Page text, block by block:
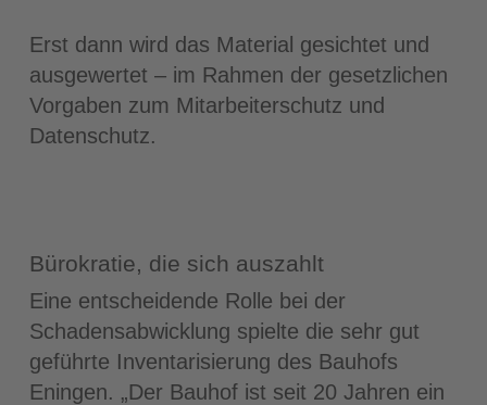
Erst dann wird das Material gesichtet und
ausgewertet – im Rahmen der gesetzlichen
Vorgaben zum Mitarbeiterschutz und
Datenschutz.
Bürokratie, die sich auszahlt
Eine entscheidende Rolle bei der
Schadensabwicklung spielte die sehr gut
geführte Inventarisierung des Bauhofs
Eningen. „Der Bauhof ist seit 20 Jahren ein